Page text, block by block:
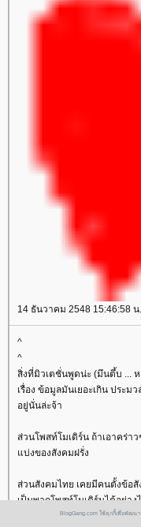
14 ธันวาคม 2548 15:46:58 น.
^
^
สิ่งที่มิวเตชั่นพูดน่ะ (มึนตึ้บ ...
เรื่อง ข้อมูลมันเยอะเกิน ประ
อยู่นั่นล่ะจ้า
ส่วนโพสท์โมเดิร์น ถ้าเอาคร่า
บ่งของสังคมฝรั่ง
ส่วนสังคมไทย เคยมีคนตั้งข้อสั
เป็นพวกโพสท์โมเดิร์นได้อย่าง
BlogGang.com ใช้คุกกี้เพื่อพัฒน